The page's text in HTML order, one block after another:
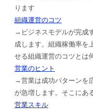
ります
組織運営のコツ
→ビジネスモデルが完成
成します。組織稼働率を
せる組織運営のコツとは
営業のヒント
→営業は成功パターンを
が急増します。そこにあ
営業スキル